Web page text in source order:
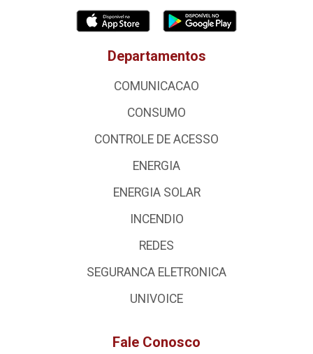
Departamentos
COMUNICACAO
CONSUMO
CONTROLE DE ACESSO
ENERGIA
ENERGIA SOLAR
INCENDIO
REDES
SEGURANCA ELETRONICA
UNIVOICE
Fale Conosco